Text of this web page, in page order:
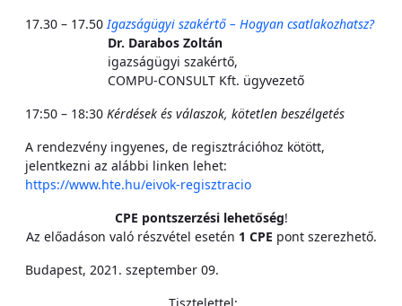
17.30 – 17.50 Igazságügyi szakértő – Hogyan csatlakozhatsz?
Dr. Darabos Zoltán
igazságügyi szakértő,
COMPU-CONSULT Kft. ügyvezető
17:50 – 18:30 Kérdések és válaszok, kötetlen beszélgetés
A rendezvény ingyenes, de regisztrációhoz kötött,
jelentkezni az alábbi linken lehet:
https://www.hte.hu/eivok-regisztracio
CPE pontszerzési lehetőség!
Az előadáson való részvétel esetén 1 CPE pont szerezhető.
Budapest, 2021. szeptember 09.